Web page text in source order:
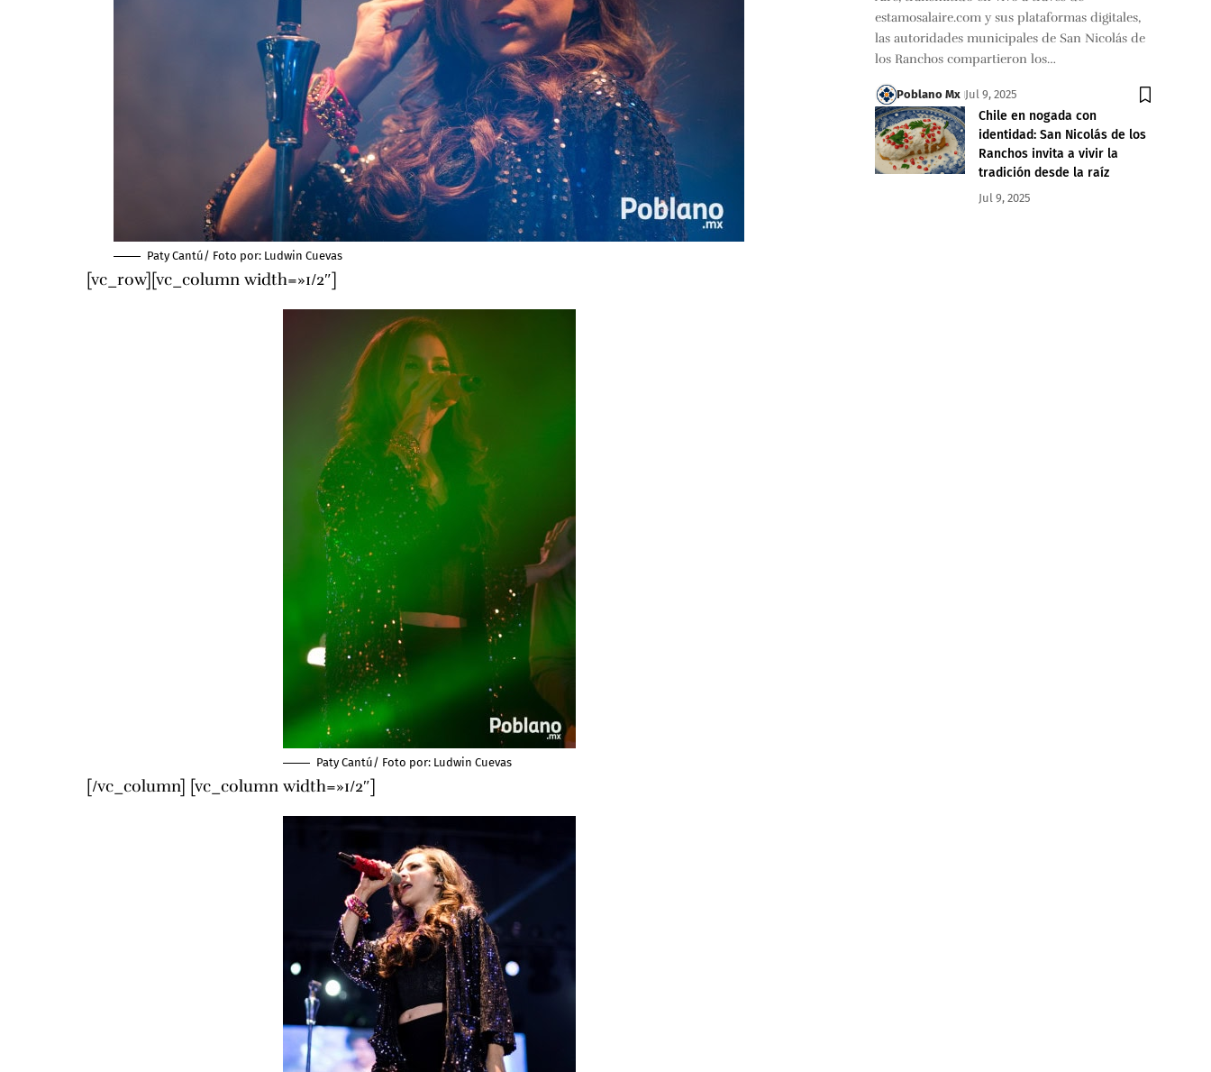
Paty Cantú/ Foto por: Ludwin Cuevas
[vc_row][vc_column width=»1/2″]
Paty Cantú/ Foto por: Ludwin Cuevas
[/vc_column] [vc_column width=»1/2″]
estamosalaire.com y sus plataformas digitales,
las autoridades municipales de San Nicolás de
los Ranchos compartieron los…
Poblano Mx Jul 9, 2025
Chile en nogada con
identidad: San Nicolás de los
Ranchos invita a vivir la
tradición desde la raíz
Jul 9, 2025